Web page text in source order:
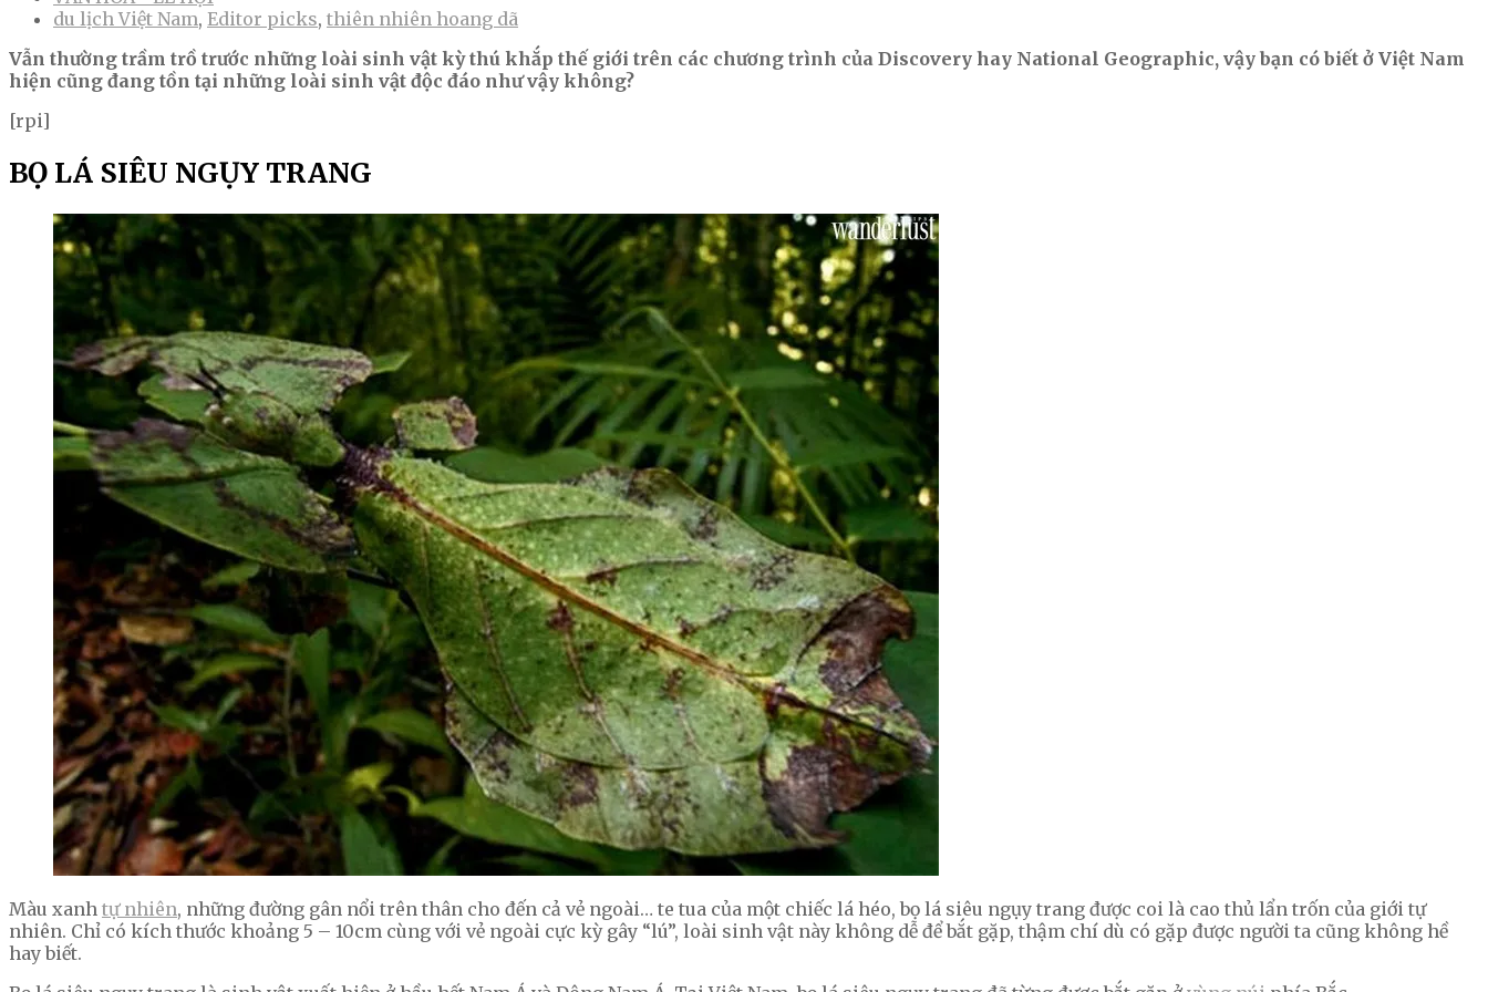
du lịch Việt Nam, Editor picks, thiên nhiên hoang dã
Vẫn thường trầm trồ trước những loài sinh vật kỳ thú khắp thế giới trên các chương trình của Discovery hay National Geographic, vậy bạn có biết ở Việt Nam
hiện cũng đang tồn tại những loài sinh vật độc đáo như vậy không?
[rpi]
BỌ LÁ SIÊU NGỤY TRANG
Màu xanh tự nhiên, những đường gân nổi trên thân cho đến cả vẻ ngoài… te tua của một chiếc lá héo, bọ lá siêu ngụy trang được coi là cao thủ lẩn trốn của giới tự
nhiên. Chỉ có kích thước khoảng 5 – 10cm cùng với vẻ ngoài cực kỳ gây “lú”, loài sinh vật này không dễ để bắt gặp, thậm chí dù có gặp được người ta cũng không hề
hay biết.